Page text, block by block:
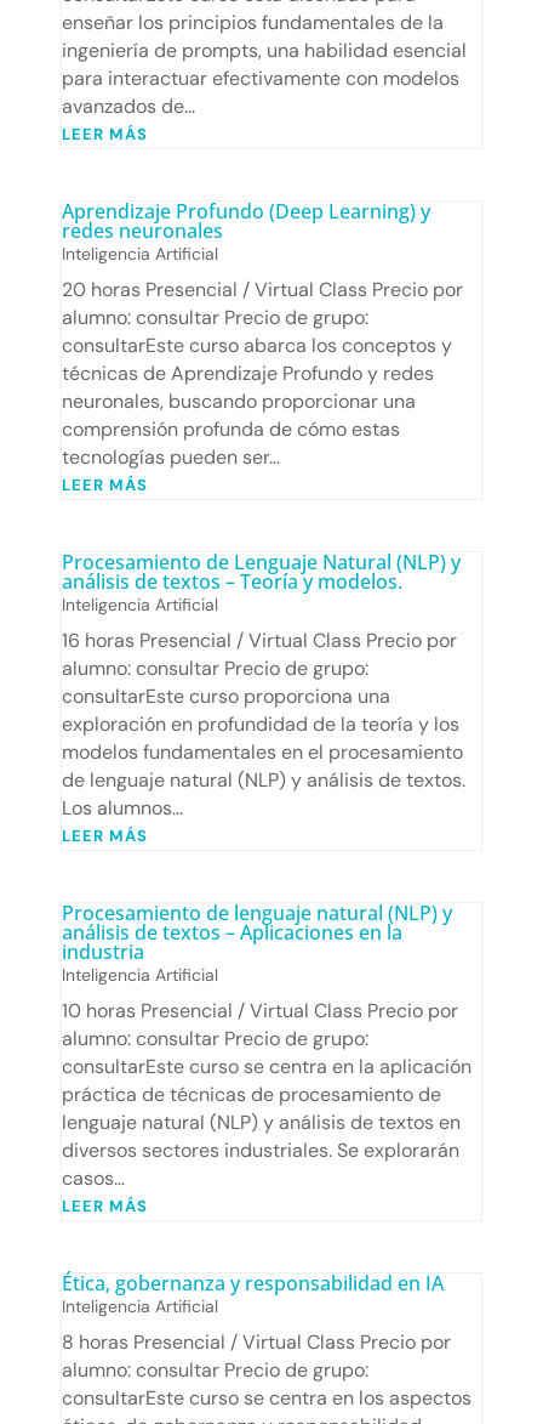
enseñar los principios fundamentales de la
ingeniería de prompts, una habilidad esencial
para interactuar efectivamente con modelos
avanzados de...
LEER MÁS
Aprendizaje Profundo (Deep Learning) y
redes neuronales
Inteligencia Artificial
20 horas Presencial / Virtual Class Precio por
alumno: consultar Precio de grupo:
consultarEste curso abarca los conceptos y
técnicas de Aprendizaje Profundo y redes
neuronales, buscando proporcionar una
comprensión profunda de cómo estas
tecnologías pueden ser...
LEER MÁS
Procesamiento de Lenguaje Natural (NLP) y
análisis de textos – Teoría y modelos.
Inteligencia Artificial
16 horas Presencial / Virtual Class Precio por
alumno: consultar Precio de grupo:
consultarEste curso proporciona una
exploración en profundidad de la teoría y los
modelos fundamentales en el procesamiento
de lenguaje natural (NLP) y análisis de textos.
Los alumnos...
LEER MÁS
Procesamiento de lenguaje natural (NLP) y
análisis de textos – Aplicaciones en la
industria
Inteligencia Artificial
10 horas Presencial / Virtual Class Precio por
alumno: consultar Precio de grupo:
consultarEste curso se centra en la aplicación
práctica de técnicas de procesamiento de
lenguaje natural (NLP) y análisis de textos en
diversos sectores industriales. Se explorarán
casos...
LEER MÁS
Ética, gobernanza y responsabilidad en IA
Inteligencia Artificial
8 horas Presencial / Virtual Class Precio por
alumno: consultar Precio de grupo:
consultarEste curso se centra en los aspectos